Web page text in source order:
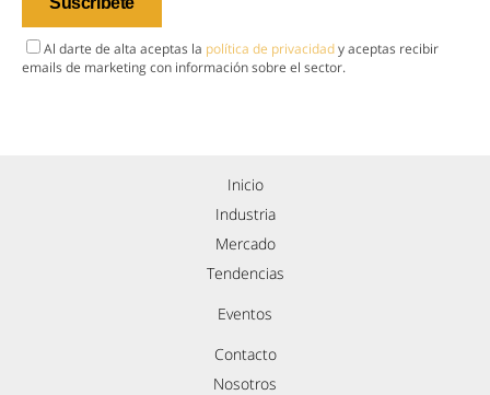
Al darte de alta aceptas la política de privacidady aceptas recibir
emails de marketing con información sobre el sector.
Inicio
Industria
Mercado
Tendencias
Eventos
Contacto
Nosotros